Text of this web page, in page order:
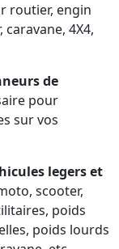
routier, engin
4X4,
de
pour
sur vos
legers et
scooter,
poids
poids lourds